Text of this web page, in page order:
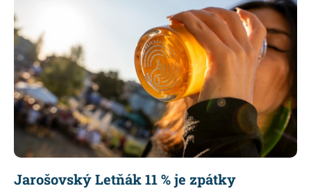
Jarošovský Letňák 11 % je zpátky